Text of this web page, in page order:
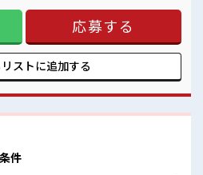
基本的に自由！ (規定有)≪ラクラク制服
で、 毎日の服装の悩み解消♪ ≪未経験の
しいことにチャレンジするのは不安だけ
境が整っています！ イチからスキルUP・
ていきましょう！ ≪自分に合った期間で働
遣のお仕事です！ ■職場の雰囲気
あるアナタは必見！ 髪型自由な職場！ 休
のんびりスマホチェック♪
応募する
ストに追加する
件